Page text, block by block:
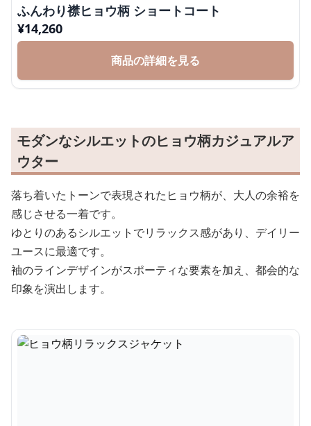
ふんわり襟ヒョウ柄 ショートコート
¥14,260
商品の詳細を見る
モダンなシルエットのヒョウ柄カジュアルア
ウター
落ち着いたトーンで表現されたヒョウ柄が、大人の余裕を
感じさせる一着です。
ゆとりのあるシルエットでリラックス感があり、デイリー
ユースに最適です。
袖のラインデザインがスポーティな要素を加え、都会的な
印象を演出します。